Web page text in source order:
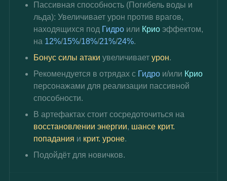
Пассивная способность (Погибель воды и
льда): Увеличивает урон против врагов,
находящихся под Гидро или Крио эффектом,
на 12%/15%/18%/21%/24%.
Бонус силы атаки увеличивает урон.
Рекомендуется в отрядах с Гидро и/или Крио
персонажами для реализации пассивной
способности.
В артефактах стоит сосредоточиться на
восстановлении энергии, шансе крит.
попадания и крит. уроне.
Подойдёт для новичков.